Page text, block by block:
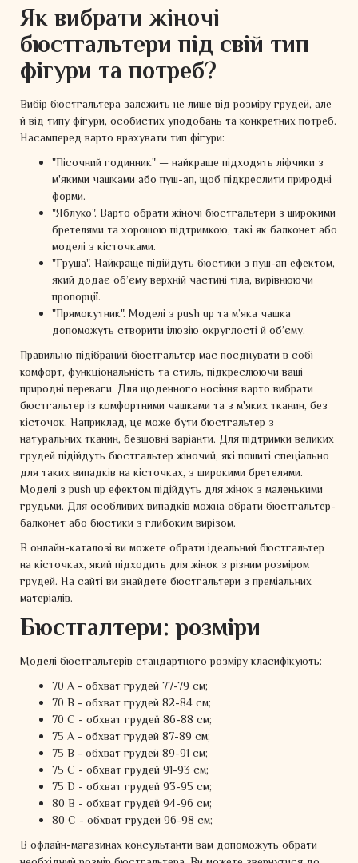
Як вибрати жіночі
бюстгальтери під свій тип
фігури та потреб?
Вибір бюстгальтера залежить не лише від розміру грудей, але
й від типу фігури, особистих уподобань та конкретних потреб.
Насамперед варто врахувати тип фігури:
"Пісочний годинник" — найкраще підходять ліфчики з
м'якими чашками або пуш-ап, щоб підкреслити природні
форми.
"Яблуко". Варто обрати жіночі бюстгальтери з широкими
бретелями та хорошою підтримкою, такі як балконет або
моделі з кісточками.
"Груша". Найкраще підійдуть бюстики з пуш-ап ефектом,
який додає об’єму верхній частині тіла, вирівнюючи
пропорції.
"Прямокутник". Моделі з push up та м’яка чашка
допоможуть створити ілюзію округлості й об’єму.
Правильно підібраний бюстгальтер має поєднувати в собі
комфорт, функціональність та стиль, підкреслюючи ваші
природні переваги. Для щоденного носіння варто вибрати
бюстгальтер із комфортними чашками та з м'яких тканин, без
кісточок. Наприклад, це може бути бюстгальтер з
натуральних тканин, безшовні варіанти. Для підтримки великих
грудей підійдуть бюстгальтер жіночий, які пошиті спеціально
для таких випадків на кісточках, з широкими бретелями.
Моделі з push up ефектом підійдуть для жінок з маленькими
грудьми. Для особливих випадків можна обрати бюстгальтер-
балконет або бюстики з глибоким вирізом.
В онлайн-каталозі ви можете обрати ідеальний бюстгальтер
на кісточках, який підходить для жінок з різним розміром
грудей. На сайті ви знайдете бюстгальтери з преміальних
матеріалів.
Бюстгалтери: розміри
Моделі бюстгальтерів стандартного розміру класифікують:
70 A - обхват грудей 77-79 см;
70 B - обхват грудей 82-84 см;
70 C - обхват грудей 86-88 см;
75 A - обхват грудей 87-89 см;
75 B - обхват грудей 89-91 см;
75 C - обхват грудей 91-93 см;
75 D - обхват грудей 93-95 см;
80 B - обхват грудей 94-96 см;
80 C - обхват грудей 96-98 см;
В офлайн-магазинах консультанти вам допоможуть обрати